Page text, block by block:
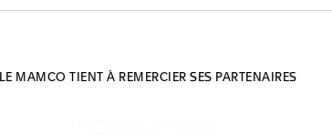
LE MAMCO TIENT À REMERCIER SES PARTENAIRES